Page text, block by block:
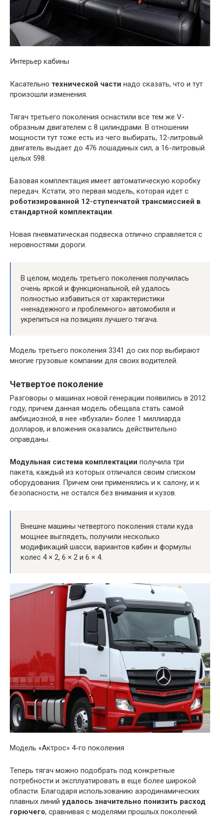
Интерьер кабины
Касательно технической части надо сказать, что и тут
произошли изменения.
Тягач третьего поколения оснастили все тем же V-
образным двигателем с 8 цилиндрами. В отношении
мощности тут тоже есть из чего выбирать, 12-литровый
двигатель выдает до 476 лошадиных сил, а 16-литровый
целых 598.
Базовая комплектация имеет автоматическую коробку
передач. Кстати, это первая модель, которая идет с
роботизированной 12-ступенчатой трансмиссией в
стандартной комплектации
Новая пневматическая подвеска отлично справляется с
неровностями дороги.
В целом, модель третьего поколения получилась
очень яркой и функциональной, ей удалось
полностью избавиться от характеристики
«ненадежного и проблемного» автомобиля и
укрепиться на позициях лучшего тягача.
Модель третьего поколения 3341 до сих пор выбирают
многие грузовые компании для своих водителей.
Четвертое поколение
Разговоры о машинах новой генерации появились в 2012
году, причем данная модель обещала стать самой
амбициозной, в нее «вбухали» более 1 миллиарда
долларов, и вложения оказались действительно
оправданы.
Модульная система комплектации получила три
пакета, каждый из которых отличался своим списком
оборудования. Причем они применялись и к салону, и к
безопасности, не остался без внимания и кузов.
Внешне машины четвертого поколения стали куда
мощнее выглядеть, получили несколько
модификаций шасси, вариантов кабин и формулы
колес 4 × 2, 6 × 2 и 6 × 4.
Модель «Актрос» 4-го поколения
Теперь тягач можно подобрать под конкретные
потребности и эксплуатировать в еще более широкой
области. Благодаря использованию аэродинамических
плавных линий удалось значительно понизить расход
горючего, сравнивая с моделями прошлых поколений.